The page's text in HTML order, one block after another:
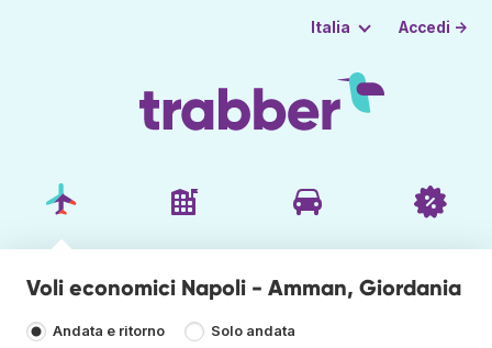
Italia Accedi →
Voli economici Napoli - Amman, Giordania
Andata e ritorno
Solo andata